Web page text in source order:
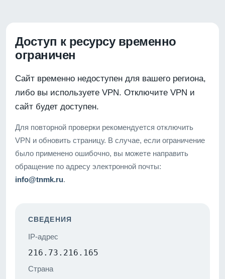
Доступ к ресурсу временно
ограничен
Сайт временно недоступен для вашего региона,
либо вы используете VPN. Отключите VPN и
сайт будет доступен.
Для повторной проверки рекомендуется отключить
VPN и обновить страницу. В случае, если ограничение
было применено ошибочно, вы можете направить
обращение по адресу электронной почты:
info@tnmk.ru.
СВЕДЕНИЯ
IP-адрес
216.73.216.165
Страна